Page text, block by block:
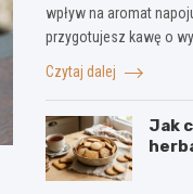
wpływ na aromat
przygotujesz kawę o
Czytaj dalej
Jak